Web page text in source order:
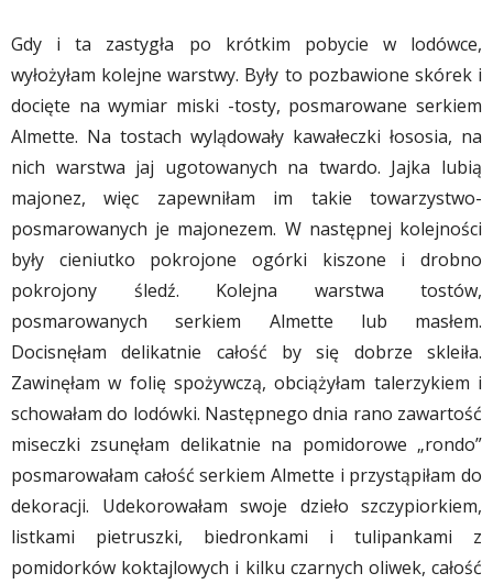
Gdy i ta zastygła po krótkim pobycie w lodówce,
wyłożyłam kolejne warstwy. Były to pozbawione skórek i
docięte na wymiar miski -tosty, posmarowane serkiem
Almette. Na tostach wylądowały kawałeczki łososia, na
nich warstwa jaj ugotowanych na twardo. Jajka lubią
majonez, więc zapewniłam im takie towarzystwo-
posmarowanych je majonezem. W następnej kolejności
były cieniutko pokrojone ogórki kiszone i drobno
pokrojony śledź. Kolejna warstwa tostów,
posmarowanych serkiem Almette lub masłem.
Docisnęłam delikatnie całość by się dobrze skleiła.
Zawinęłam w folię spożywczą, obciążyłam talerzykiem i
schowałam do lodówki. Następnego dnia rano zawartość
miseczki zsunęłam delikatnie na pomidorowe „rondo”
posmarowałam całość serkiem Almette i przystąpiłam do
dekoracji. Udekorowałam swoje dzieło szczypiorkiem,
listkami pietruszki, biedronkami i tulipankami z
pomidorków koktajlowych i kilku czarnych oliwek, całość